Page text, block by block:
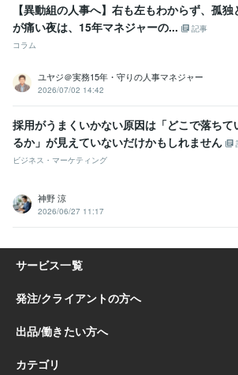
【異動組の人事へ】右も左もわからず、孤
が痛い夜は、15年マネジャーの...
記事
コラム
ユヤジ＠実務15年・守りの人事マネジャー
2026/07/02 14:42
採用がうまくいかない原因は「どこで落ちて
るか」が見えていないだけかもしれません
ビジネス・マーケティング
神野 涼
2026/06/27 11:17